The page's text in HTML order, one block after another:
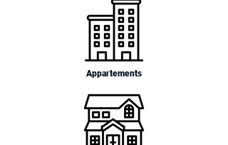
Appartements